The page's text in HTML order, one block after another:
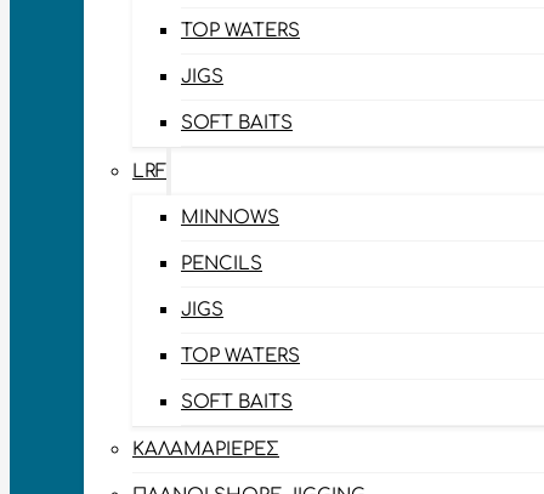
TOP WATERS
JIGS
SOFT BAITS
LRF
MINNOWS
PENCILS
JIGS
TOP WATERS
SOFT BAITS
ΚΑΛΑΜΑΡΙΈΡΕΣ